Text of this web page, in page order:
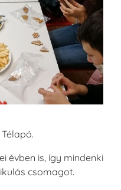
évben is, így mindenki
csomagot.